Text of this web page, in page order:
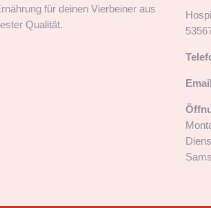
für deinen Vierbeiner aus
Qualität.